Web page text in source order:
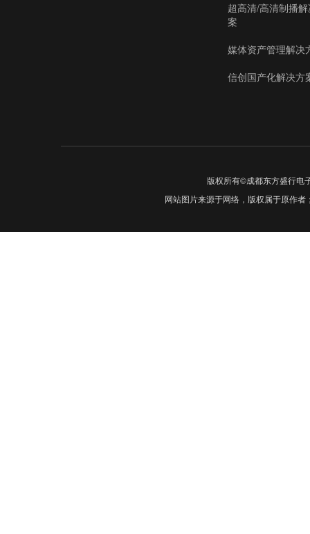
超高清/高清制播
案
媒体资产管理解决
信创国产化解决方
版权所有©成都东方盛行电
网站图片来源于网络，版权属于原作